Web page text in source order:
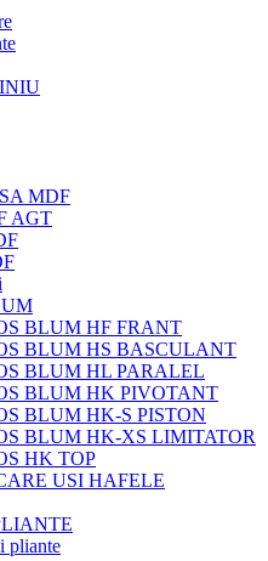
MDF
AGT
BLUM HF FRANT
BLUM HS BASCULANT
BLUM HL PARALEL
BLUM HK PIVOTANT
BLUM HK-S PISTON
BLUM HK-XS LIMITATOR
HK TOP
USI HAFELE
pliante